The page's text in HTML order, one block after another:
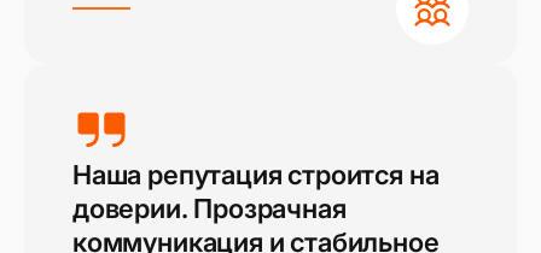
Наша репутация строится на
доверии. Прозрачная
коммуникация и стабильное